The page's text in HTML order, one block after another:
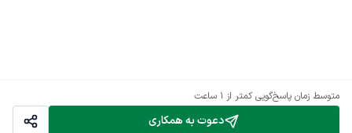
دعوت به همکاری
متوسط زمان پاسخ‌گویی کمتر از 1 ساعت